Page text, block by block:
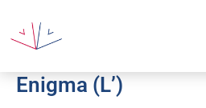
Enigma (L’)